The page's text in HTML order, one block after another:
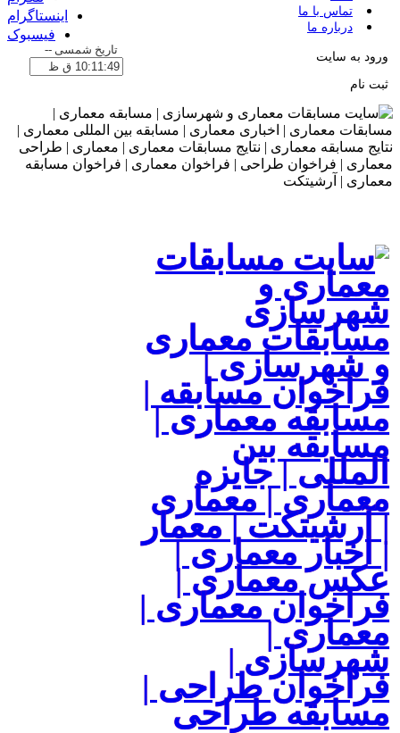
تماس با ما
درباره ما
ورود به سایت
ثبت نام
اینستاگرام
فیسبوک
تاریخ شمسی--
مسابقات معماری
و شهرسازی |
فراخوان مسابقه |
مسابقه معماری |
مسابقه بین
المللی | جایزه
معماری | معماری
| آرشیتکت | معمار
| اخبار معماری |
عکس معماری |
فراخوان معماری |
معماری |
شهرسازی |
فراخوان طراحی |
مسابقه طراحی